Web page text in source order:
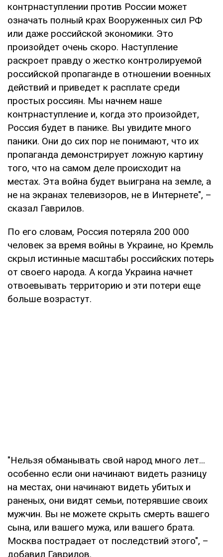
контрнаступлении против России может
означать полный крах Вооруженных сил РФ
или даже российской экономики. Это
произойдет очень скоро. Наступление
раскроет правду о жестко контролируемой
российской пропаганде в отношении военных
действий и приведет к расплате среди
простых россиян. Мы начнем наше
контрнаступление и, когда это произойдет,
Россия будет в панике. Вы увидите много
паники. Они до сих пор не понимают, что их
пропаганда демонстрирует ложную картину
того, что на самом деле происходит на
местах. Эта война будет выиграна на земле, а
не на экранах телевизоров, не в Интернете", –
сказал Гаврилов.
По его словам, Россия потеряла 200 000
человек за время войны в Украине, но Кремль
скрыл истинные масштабы российских потерь
от своего народа. А когда Украина начнет
отвоевывать территорию и эти потери еще
больше возрастут.
"Нельзя обманывать свой народ много лет...
особенно если они начинают видеть разницу
на местах, они начинают видеть убитых и
раненых, они видят семьи, потерявшие своих
мужчин. Вы не можете скрыть смерть вашего
сына, или вашего мужа, или вашего брата.
Москва пострадает от последствий этого", –
добавил Гаврилов.